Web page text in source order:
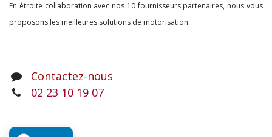
En étroite collaboration avec nos 10 fournisseurs partenaires, nous vous
proposons les meilleures solutions de motorisation.
Contactez-nous
02 23 10 19 07